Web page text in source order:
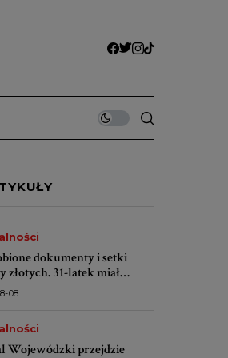
dokumenty i setki
złotych. 31-latek miał
banki
08
Wojewódzki przejdzie